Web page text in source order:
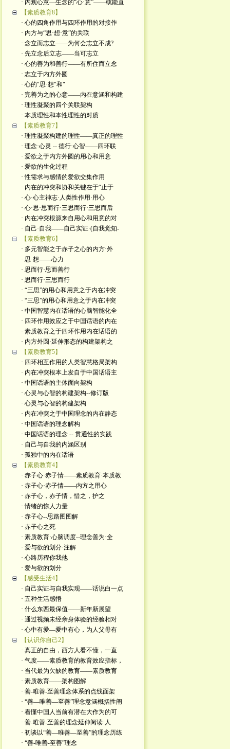
· 内观心意—生念的“心·意”——或能直
【素质教育8】
· 心的四角作用与四环作用的对接作
· 内方与“思·想·意”的关联
· 念立而志立——为何会志立不成?
· 先立念后立志——当可志立
· 心的善为和善行——有所住而立念
· 志立于内方外圆
· 心的"思·想"和"
· 完善为之的心意——内在意涵和构建
· 理性凝聚的四个关联架构
· 本质理性和本性理性的对质
【素质教育7】
· 理性凝聚构建的理性——真正的理性
· 理念·心灵 -- 德行·心智——四环联
· 爱欲之于内方外圆的用心和用意
· 爱欲的生化过程
· 性需求与感情的爱欲交集作用
· 内在的冲突和协和关键在于“止于
· 心·心主神志·人类性作用·用心
· 心·思·思而行·三思而行·三思而后
· 内在冲突根源来自用心和用意的对
· 自己·自我——自己实证·(自我觉知-
【素质教育6】
· 多元智能之于赤子之心的内方·外
· 思·想——心力
· 思而行·思而善行
· 思而行·三思而行
· “三思”的用心和用意之于内在冲突
· “三思”的用心和用意之于内在冲突
· 中国智慧内在话语的心脑智能化全
· 四环作用效应之于中国话语的内在
· 素质教育之于四环作用内在话语的
· 内方外圆·延伸形态的构建架构之
【素质教育5】
· 四环相互作用的人类智慧格局架构
· 内在冲突根本上发自于中国话语主
· 中国话语的主体面向架构
· 心灵与心智的构建架构--修订版
· 心灵与心智的构建架构
· 内在冲突之于中国理念的内在静态
· 中国话语的理念解构
· 中国话语的理念 -- 贯通性的实践
· 自己与自我的内涵区别
· 孤独中的内在话语
【素质教育4】
· 赤子心·赤子情——素质教育·本质教
· 赤子心·赤子情——内方之用心
· 赤子心，赤子情，惜之，护之
· 情绪的惊人力量
· 赤子心--思路图图解
· 赤子心之死
· 素质教育·心脑调度--理念善为·全
· 爱与欲的划分·注解
· 心路历程你我他
· 爱与欲的划分
【感受生活4】
· 自己实证与自我实现——话说白一点
· 五种生活感悟
· 什么东西最保值——新年新展望
· 通过视频未经亲身体验的经验相对
· 心中有爱—爱中有心，为人父母有
【认识你自己2】
· 真正的自由，西方人看不懂，一直
· 气度——素质教育的教育效应指标，
· 当代最为欠缺的教育——素质教育
· 素质教育——架构图解
· 善-唯善-至善理念体系的点线面架
· “善—唯善—至善”理念意涵概括性阐
· 看懂中国人当前有潜在大作为的可
· 善-唯善-至善的理念延伸阅读·人
· 初谈以“善—唯善—至善”的理念历练
· “善-唯善-至善”理念